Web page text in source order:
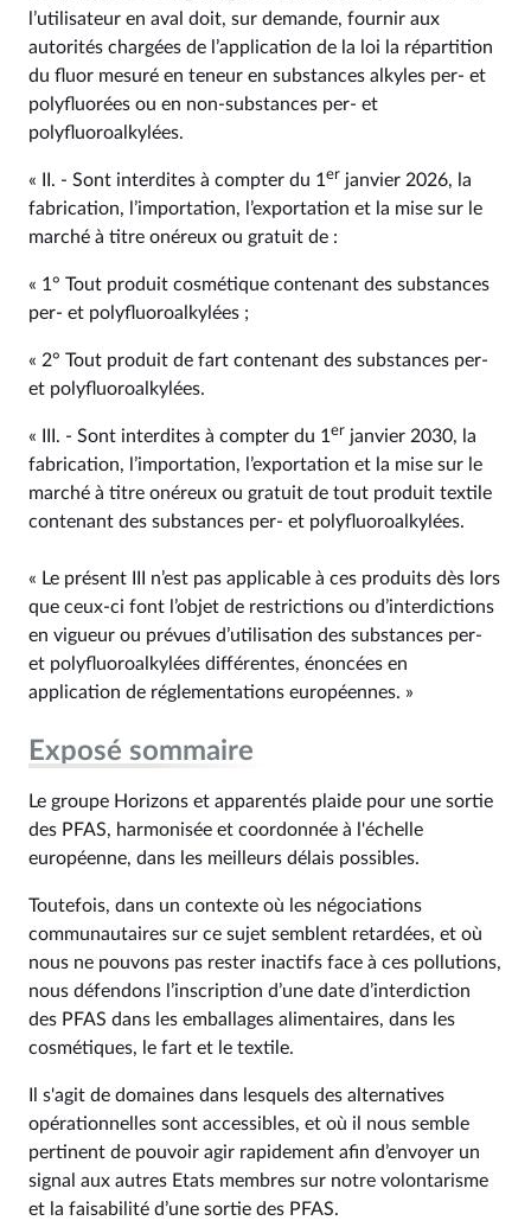
l’utilisateur en aval doit, sur demande, fournir aux
autorités chargées de l’application de la loi la répartition
du fluor mesuré en teneur en substances alkyles per- et
polyfluorées ou en non-substances per- et
polyfluoroalkylées.
« II. - Sont interdites à compter du 1 er janvier 2026, la
fabrication, l’importation, l’exportation et la mise sur le
marché à titre onéreux ou gratuit de :
« 1° Tout produit cosmétique contenant des substances
per- et polyfluoroalkylées ;
« 2° Tout produit de fart contenant des substances per-
et polyfluoroalkylées.
« III. - Sont interdites à compter du 1 er janvier 2030, la
fabrication, l’importation, l’exportation et la mise sur le
marché à titre onéreux ou gratuit de tout produit textile
contenant des substances per- et polyfluoroalkylées.
« Le présent III n’est pas applicable à ces produits dès lors
que ceux-ci font l’objet de restrictions ou d’interdictions
en vigueur ou prévues d’utilisation des substances per-
et polyfluoroalkylées différentes, énoncées en
application de réglementations européennes. »
Exposé sommaire
Le groupe Horizons et apparentés plaide pour une sortie
des PFAS, harmonisée et coordonnée à l'échelle
européenne, dans les meilleurs délais possibles.
Toutefois, dans un contexte où les négociations
communautaires sur ce sujet semblent retardées, et où
nous ne pouvons pas rester inactifs face à ces pollutions,
nous défendons l’inscription d’une date d’interdiction
des PFAS dans les emballages alimentaires, dans les
cosmétiques, le fart et le textile.
Il s'agit de domaines dans lesquels des alternatives
opérationnelles sont accessibles, et où il nous semble
pertinent de pouvoir agir rapidement afin d’envoyer un
signal aux autres Etats membres sur notre volontarisme
et la faisabilité d’une sortie des PFAS.